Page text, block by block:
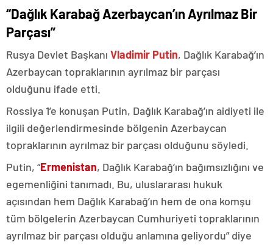
“Dağlık Karabağ Azerbaycan’ın Ayrılmaz Bir
Parçası”
Rusya Devlet Başkanı Vladimir Putin, Dağlık Karabağ’ın
Azerbaycan topraklarının ayrılmaz bir parçası
olduğunu ifade etti.
Rossiya 1’e konuşan Putin, Dağlık Karabağ’ın aidiyeti ile
ilgili değerlendirmesinde bölgenin Azerbaycan
topraklarının ayrılmaz bir parçası olduğunu söyledi.
Putin, “Ermenistan, Dağlık Karabağ’ın bağımsızlığını ve
egemenliğini tanımadı. Bu, uluslararası hukuk
açısından hem Dağlık Karabağ’ın hem de ona komşu
tüm bölgelerin Azerbaycan Cumhuriyeti topraklarının
ayrılmaz bir parçası olduğu anlamına geliyordu” diye